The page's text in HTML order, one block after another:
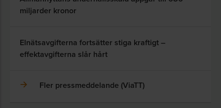
miljarder kronor
Elnätsavgifterna fortsätter stiga kraftigt –
effektavgifterna slår hårt
Fler pressmeddelande (ViaTT)